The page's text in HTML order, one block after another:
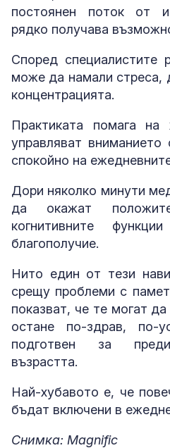
постоянен поток от
рядко получава
Според специалистите
може да намали стреса,
концентрацията.
Практиката помага
управляват
спокойно на
Дори няколко минути
да окажат
когнитивните
благополучие.
Нито един от тези
срещу проблеми с
показват, че те могат
остане по-здрав, по-
подготвен за
възрастта.
Най-хубавото е, че
бъдат включени в
Снимка: Magnific